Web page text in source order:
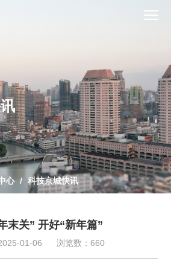
心 / 科技京城快讯
末关” 开好“新年篇”
01-06 浏览数：660